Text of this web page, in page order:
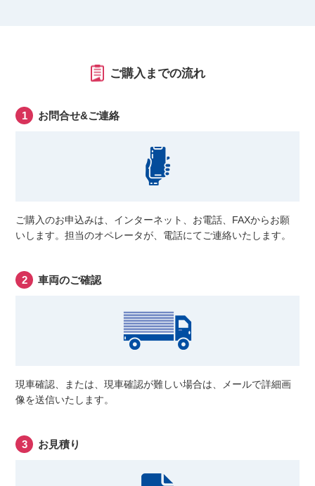
ご購入までの流れ
お問合せ&ご連絡
ご購入のお申込みは、インターネット、お電話、FAXからお願
いします。担当のオペレータが、電話にてご連絡いたします。
車両のご確認
現車確認、または、現車確認が難しい場合は、メールで詳細画
像を送信いたします。
お見積り